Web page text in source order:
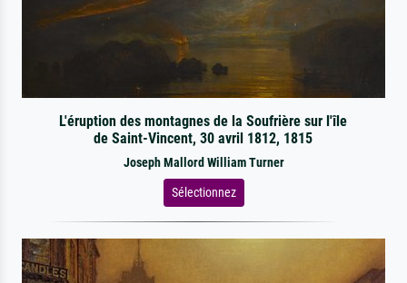
L'éruption des montagnes de la Soufrière sur l'île
de Saint-Vincent, 30 avril 1812, 1815
Joseph Mallord William Turner
Sélectionnez